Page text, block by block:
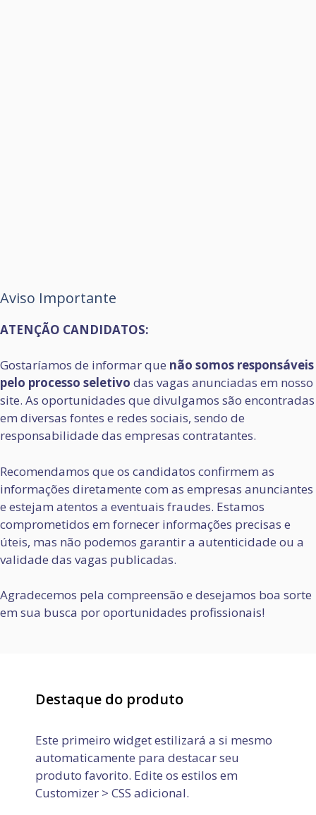
Aviso Importante
ATENÇÃO CANDIDATOS:
Gostaríamos de informar que não somos responsáveis
pelo processo seletivo das vagas anunciadas em nosso
site. As oportunidades que divulgamos são encontradas
em diversas fontes e redes sociais, sendo de
responsabilidade das empresas contratantes.
Recomendamos que os candidatos confirmem as
informações diretamente com as empresas anunciantes
e estejam atentos a eventuais fraudes. Estamos
comprometidos em fornecer informações precisas e
úteis, mas não podemos garantir a autenticidade ou a
validade das vagas publicadas.
Agradecemos pela compreensão e desejamos boa sorte
em sua busca por oportunidades profissionais!
Destaque do produto
Este primeiro widget estilizará a si mesmo
automaticamente para destacar seu
produto favorito. Edite os estilos em
Customizer > CSS adicional.